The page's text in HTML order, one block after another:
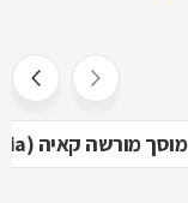
מוסך מורשה קאיה (kia) בחולון